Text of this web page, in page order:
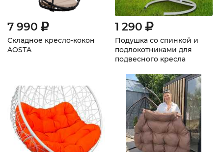
7 990
Складное кресло-кокон
AOSTA
1 290
Подушка со спинкой и
подлокотниками для
подвесного кресла